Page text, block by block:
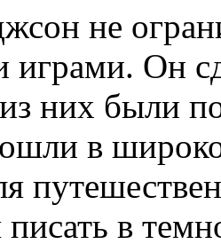
не
играми. Он
них были
в
в